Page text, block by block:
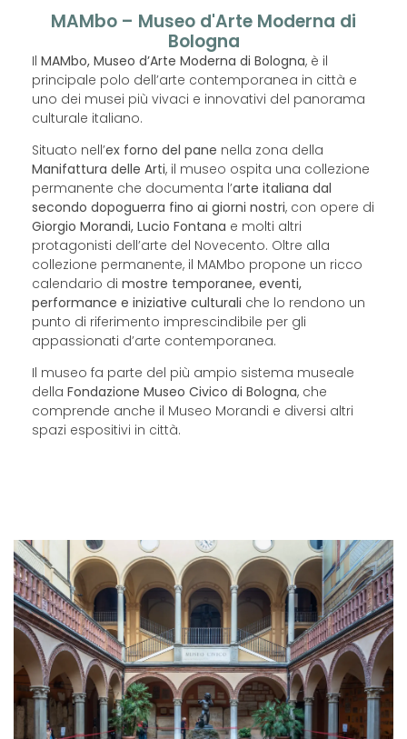
MAMbo – Museo d'Arte Moderna di
Bologna
Il MAMbo, Museo d’Arte Moderna di Bologna, è il
principale polo dell’arte contemporanea in città e
uno dei musei più vivaci e innovativi del panorama
culturale italiano.
Situato nell’ex forno del pane nella zona della
Manifattura delle Arti, il museo ospita una collezione
permanente che documenta l’arte italiana dal
secondo dopoguerra fino ai giorni nostri, con opere di
Giorgio Morandi, Lucio Fontana e molti altri
protagonisti dell’arte del Novecento. Oltre alla
collezione permanente, il MAMbo propone un ricco
calendario di mostre temporanee, eventi,
performance e iniziative culturali che lo rendono un
punto di riferimento imprescindibile per gli
appassionati d’arte contemporanea.
Il museo fa parte del più ampio sistema museale
della Fondazione Museo Civico di Bologna, che
comprende anche il Museo Morandi e diversi altri
spazi espositivi in città.